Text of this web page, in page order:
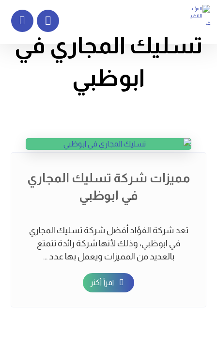
تسليك المجاري في
ابوظبي
مميزات شركة تسليك المجاري
في ابوظبي
تعد شركة الفؤاد أفضل شركة تسليك المجاري
في ابوظبي، وذلك لأنها شركة رائدة تتمتع
بالعديد من المميزات ويعمل بها عدد ...
اقرأ أكثر